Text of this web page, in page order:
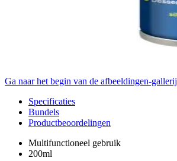
Ga naar het begin van de afbeeldingen-gallerij
Specificaties
Bundels
Productbeoordelingen
Multifunctioneel gebruik
200ml